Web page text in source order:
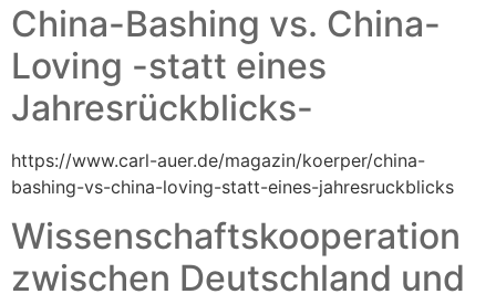
China-Bashing vs. China-
Loving -statt eines
Jahresrückblicks-
https://www.carl-auer.de/magazin/koerper/china-
bashing-vs-china-loving-statt-eines-jahresruckblicks
Wissenschaftskooperation
zwischen Deutschland und